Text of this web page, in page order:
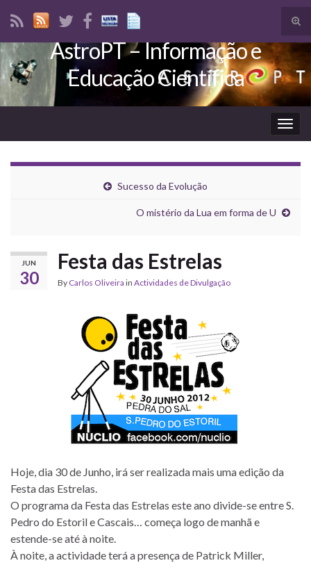
Search for:
AstroPT – Informação e
Educação Científica
Sucesso da Evolução
O mistério da Lua em forma de U
JUN
30
Festa das Estrelas
By Carlos Oliveira in Actividades de Divulgação
Hoje, dia 30 de Junho, irá ser realizada mais uma edição da
Festa das Estrelas.
O programa da Festa das Estrelas este ano divide-se entre S.
Pedro do Estoril e Cascais… começa logo de manhã e
estende-se até à noite.
À noite, a actividade terá a presença de Patrick Miller,